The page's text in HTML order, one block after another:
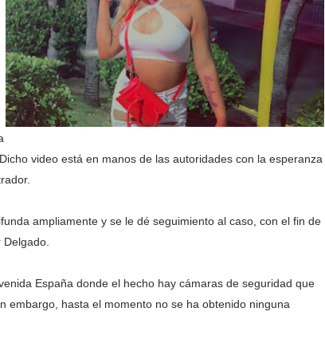
video está en manos de las autoridades con la esperanza
ampliamente y se le dé seguimiento al caso, con el fin de
España donde el hecho hay cámaras de seguridad que
embargo, hasta el momento no se ha obtenido ninguna